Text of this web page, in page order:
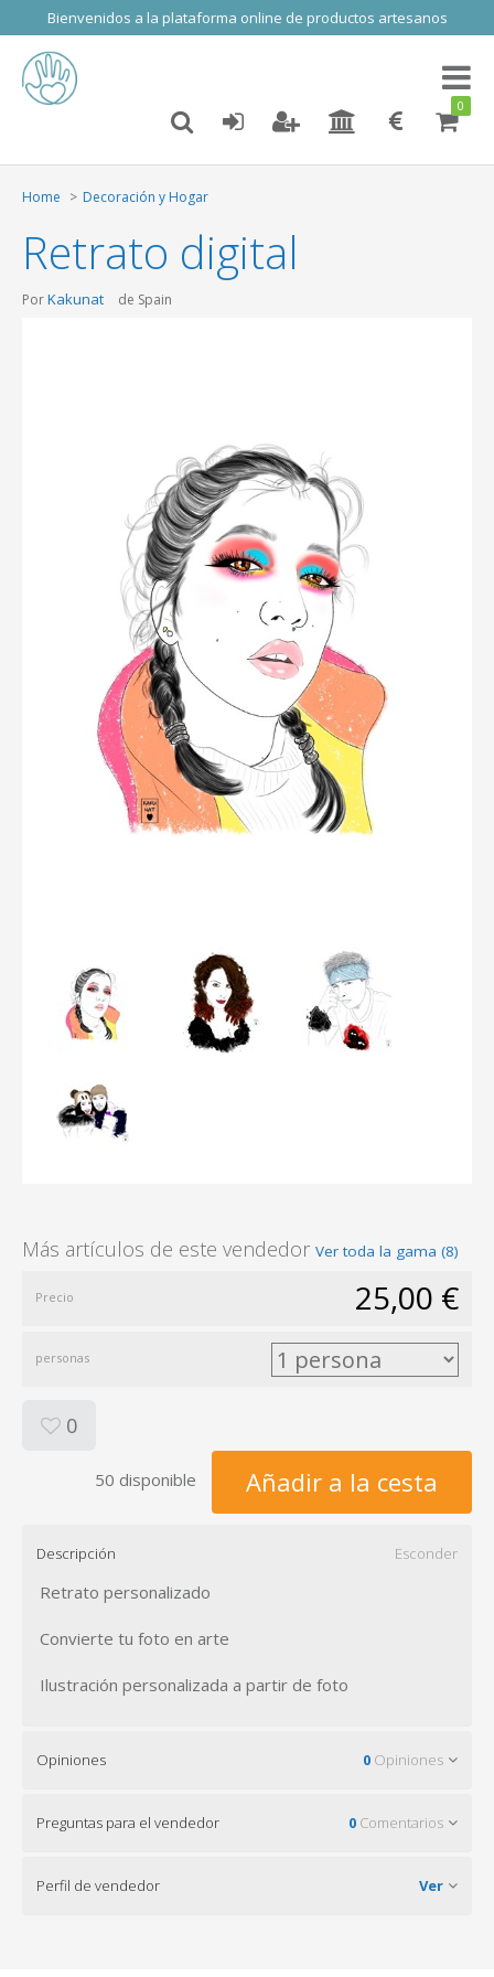
Bienvenidos a la plataforma online de productos artesanos
Toggle
0
Home Decoración y Hogar
Retrato digital
PorKakunat de Spain
Más artículos de este vendedor Ver toda la gama (8)
Precio 25,00 €
personas
0
50 disponible Añadir a la cesta
Descripción Esconder
Retrato personalizado
Convierte tu foto en arte
Ilustración personalizada a partir de foto
Opiniones 0 Opiniones
Preguntas para el vendedor 0 Comentarios
Perfil de vendedor Ver